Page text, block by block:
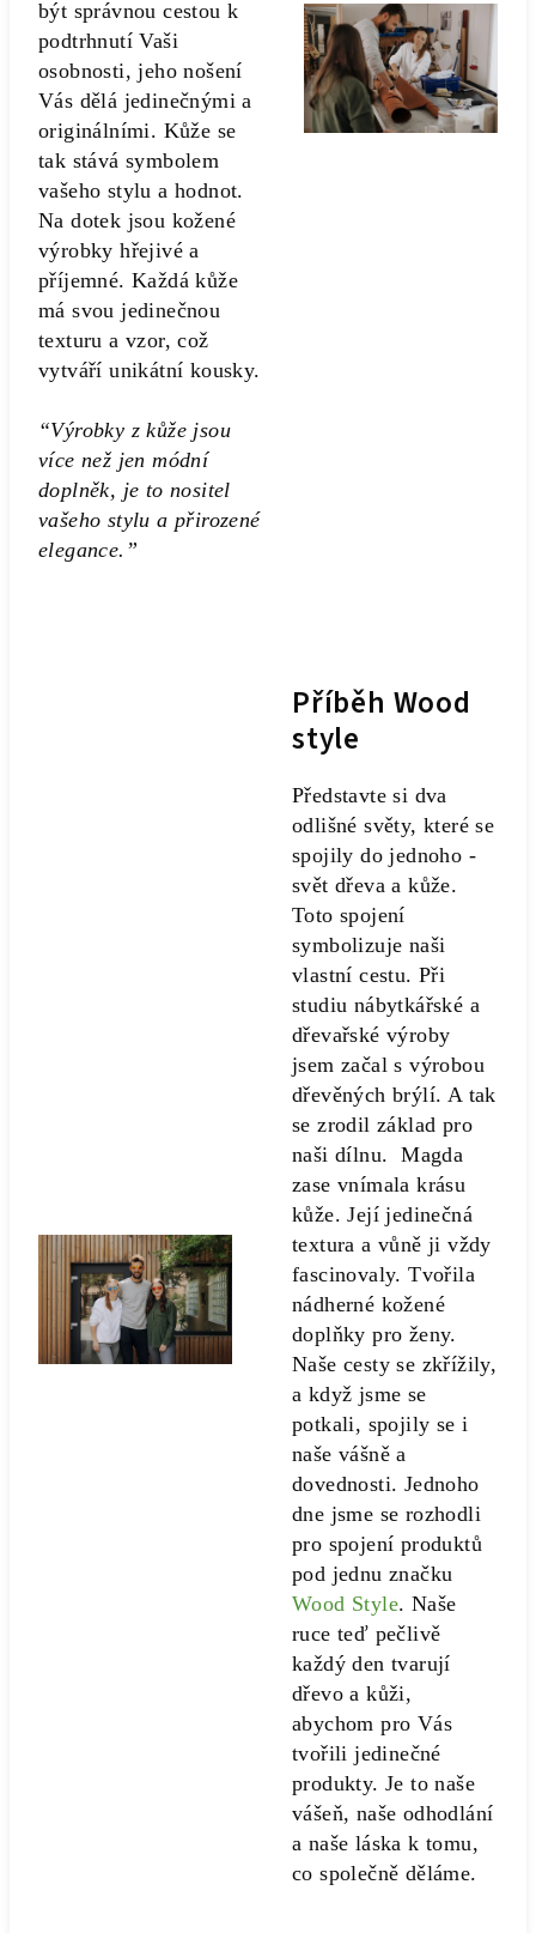
být správnou cestou k
podtrhnutí Vaši
osobnosti, jeho nošení
Vás dělá jedinečnými a
originálními. Kůže se
tak stává symbolem
vašeho stylu a hodnot.
Na dotek jsou kožené
výrobky hřejivé a
příjemné. Každá kůže
má svou jedinečnou
texturu a vzor, což
vytváří unikátní kousky.
“Výrobky z kůže jsou
více než jen módní
doplněk, je to nositel
vašeho stylu a přirozené
elegance.”
Příběh Wood
style
Představte si dva
odlišné světy, které se
spojily do jednoho -
svět dřeva a kůže.
Toto spojení
symbolizuje naši
vlastní cestu. Při
studiu nábytkářské a
dřevařské výroby
jsem začal s výrobou
dřevěných brýlí. A tak
se zrodil základ pro
naši dílnu. Magda
zase vnímala krásu
kůže. Její jedinečná
textura a vůně ji vždy
fascinovaly. Tvořila
nádherné kožené
doplňky pro ženy.
Naše cesty se zkřížily,
a když jsme se
potkali, spojily se i
naše vášně a
dovednosti. Jednoho
dne jsme se rozhodli
pro spojení produktů
pod jednu značku
Wood Style. Naše
ruce teď pečlivě
každý den tvarují
dřevo a kůži,
abychom pro Vás
tvořili jedinečné
produkty. Je to naše
vášeň, naše odhodlání
a naše láska k tomu,
co společně děláme.